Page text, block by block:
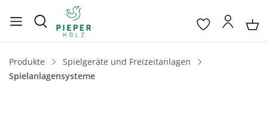
Produkte
Spielgeräte und Freizeitanlagen
Spielanlagensysteme